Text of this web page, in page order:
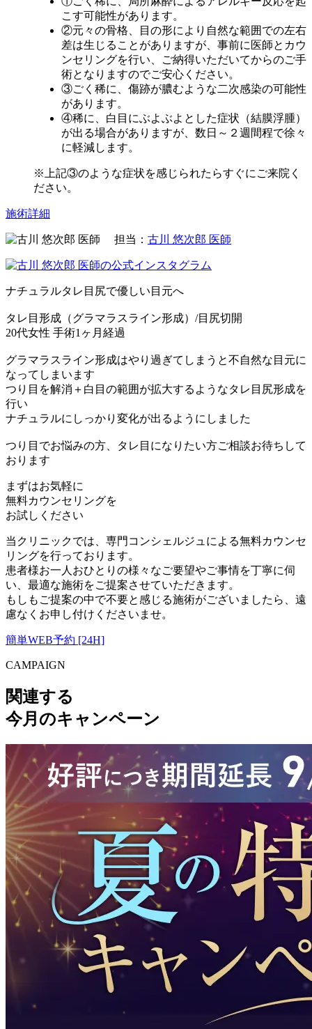
こす可能性があります。
②元々の骨格、目の形により自然な範囲での左右
差は生じることがありますが、事前に医師とカウ
ンセリングを行い、ご納得いただいてからのご手
術となりますのでご安心ください。
③ごく稀に、傷跡が膿むような二次感染の可能性
があります。
④稀に、白目にぶよぶよとした症状（結膜浮腫）
が出る場合がありますが、数日～２週間程で徐々
に軽減します。
※上記③のような症状を感じられたらすぐにご来院く
ださい。
施術詳細
担当： 古川 悠次郎 医師
ナチュラルタレ目尻で優しい目元へ
タレ目形成（グラマラスライン形成）/目尻切開
20代女性 手術1ヶ月経過
グラマラスライン形成はやり過ぎてしまうと不自然な目元に
なってしまいます
つり目を解消＋白目の範囲が拡大するようなタレ目尻形成を
行い
ナチュラルにしっかり変化が出るようにしました
つり目でお悩みの方、タレ目になりたい方ご相談お待ちして
おります
まずはお気軽に
無料カウンセリングを
お試しください
当クリニックでは、専門コンシェルジュによる無料カウンセ
リングを行っております。
患者様お一人おひとりの様々なご要望やご事情を丁寧に伺
い、最適な施術をご提案させていただきます。
もしもご提案の中で不要と感じる施術がございましたら、遠
慮なくお申し付けくださいませ。
簡単WEB予約 [24H]
CAMPAIGN
関連する
今月のキャンペーン